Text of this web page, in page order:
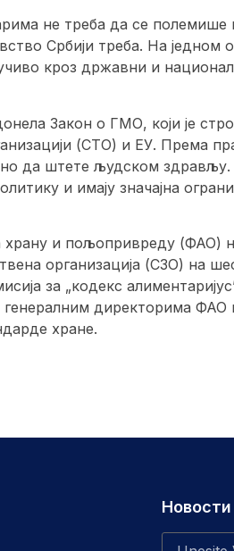
не треба да се полемише
Србији треба. На
кроз државни и
Закон о ГМО, који је
(СТО) и ЕУ. Према
да штете људском
и имају значајна
храну и пољопривреду (ФАО)
организација (СЗО) на
за „кодекс
генералним директорима
хране.